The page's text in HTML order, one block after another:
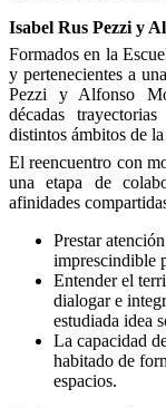
Isabel Rus Pezzi y
Formados en la
y pertenecientes a
Pezzi y Alfonso
décadas
distintos ámbitos de
El reencuentro con
una etapa de
afinidades
Prestar
imprescindible
Entender el
dialogar e
estudiada idea
La capacidad
habitado de
espacios.